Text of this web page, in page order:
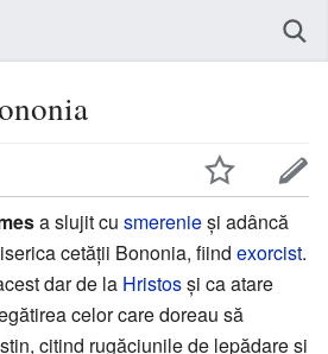
a slujit cu smerenieși adâncă
cetății Bononia, fiind exorcist.
dar de la Hristosși ca atare
celor care doreau să
citind rugăciunile de lepădare și